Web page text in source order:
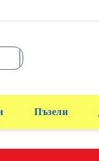
Пъзели